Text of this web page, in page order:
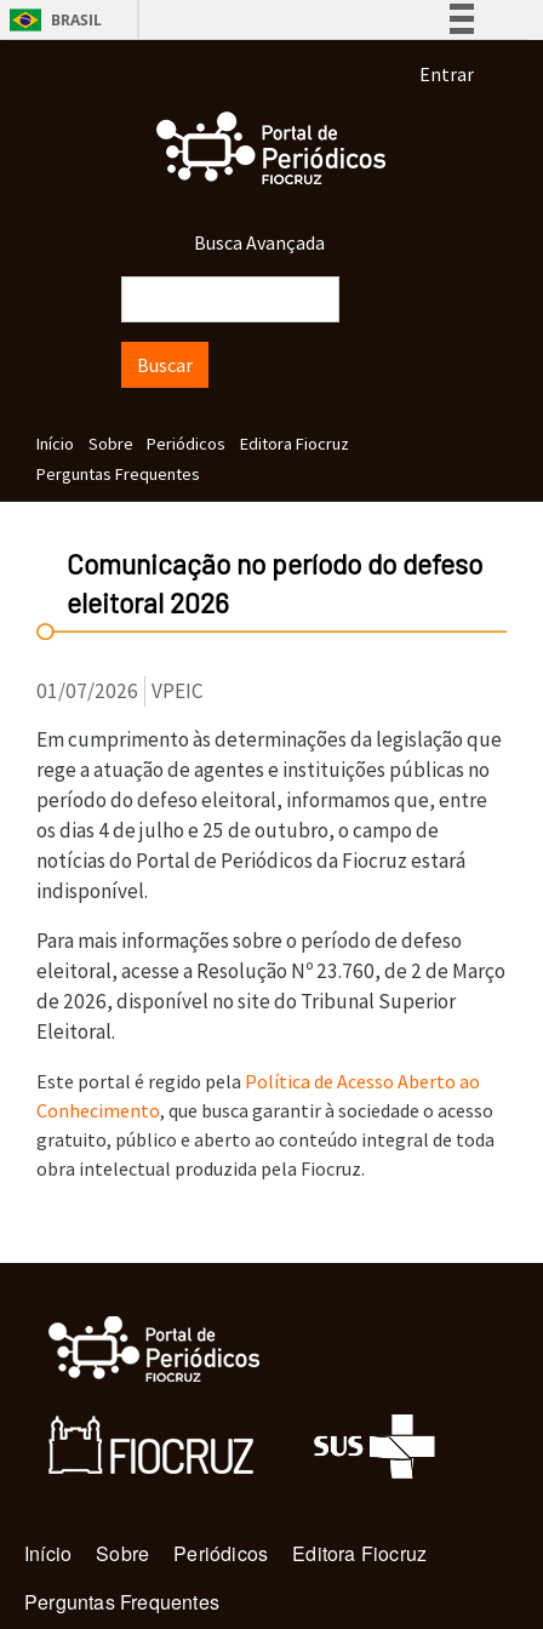
Pular para o conteúdo principal
BRASIL
Participe
Acesso à informação
Menu de
Entrar
Busca Avançada
Navegação principal
Início Sobre Periódicos
Editora Fiocruz
Perguntas Frequentes
Comunicação no período do defeso
eleitoral 2026
01/07/2026 VPEIC
Em cumprimento às determinações da legislação que
rege a atuação de agentes e instituições públicas no
período do defeso eleitoral, informamos que, entre
os dias 4 de julho e 25 de outubro, o campo de
notícias do Portal de Periódicos da Fiocruz estará
indisponível.
Para mais informações sobre o período de defeso
eleitoral, acesse a Resolução Nº 23.760, de 2 de Março
de 2026, disponível no site do Tribunal Superior
Eleitoral.
Este portal é regido pela Política de Acesso Aberto ao
Conhecimento, que busca garantir à sociedade o acesso
gratuito, público e aberto ao conteúdo integral de toda
obra intelectual produzida pela Fiocruz.
Navegação principal
Início Sobre Periódicos
Editora Fiocruz
Perguntas Frequentes